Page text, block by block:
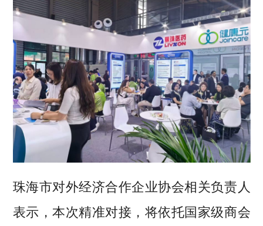
珠海市对外经济合作企业协会相关负责人
表示，本次精准对接，将依托国家级商会